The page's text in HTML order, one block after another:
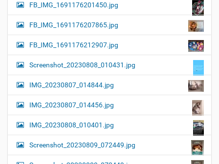
FB_IMG_1691176201450.jpg
FB_IMG_1691176207865.jpg
FB_IMG_1691176212907.jpg
Screenshot_20230808_010431.jpg
IMG_20230807_014844.jpg
IMG_20230807_014456.jpg
IMG_20230808_010401.jpg
Screenshot_20230809_072449.jpg